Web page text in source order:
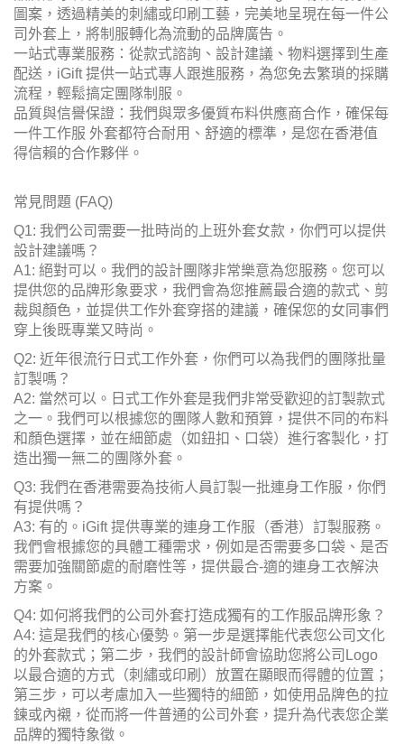
圖案，透過精美的刺繡或印刷工藝，完美地呈現在每一件公
司外套上，將制服轉化為流動的品牌廣告。
一站式專業服務：從款式諮詢、設計建議、物料選擇到生產
配送，iGift 提供一站式專人跟進服務，為您免去繁瑣的採購
流程，輕鬆搞定團隊制服。
品質與信譽保證：我們與眾多優質布料供應商合作，確保每
一件工作服 外套都符合耐用、舒適的標準，是您在香港值
得信賴的合作夥伴。
常見問題 (FAQ)
Q1: 我們公司需要一批時尚的上班外套女款，你們可以提供
設計建議嗎？
A1: 絕對可以。我們的設計團隊非常樂意為您服務。您可以
提供您的品牌形象要求，我們會為您推薦最合適的款式、剪
裁與顏色，並提供工作外套穿搭的建議，確保您的女同事們
穿上後既專業又時尚。
Q2: 近年很流行日式工作外套，你們可以為我們的團隊批量
訂製嗎？
A2: 當然可以。日式工作外套是我們非常受歡迎的訂製款式
之一。我們可以根據您的團隊人數和預算，提供不同的布料
和顏色選擇，並在細節處（如鈕扣、口袋）進行客製化，打
造出獨一無二的團隊外套。
Q3: 我們在香港需要為技術人員訂製一批連身工作服，你們
有提供嗎？
A3: 有的。iGift 提供專業的連身工作服（香港）訂製服務。
我們會根據您的具體工種需求，例如是否需要多口袋、是否
需要加強關節處的耐磨性等，提供最合-適的連身工衣解決
方案。
Q4: 如何將我們的公司外套打造成獨有的工作服品牌形象？
A4: 這是我們的核心優勢。第一步是選擇能代表您公司文化
的外套款式；第二步，我們的設計師會協助您將公司Logo
以最合適的方式（刺繡或印刷）放置在顯眼而得體的位置；
第三步，可以考慮加入一些獨特的細節，如使用品牌色的拉
鍊或內襯，從而將一件普通的公司外套，提升為代表您企業
品牌的獨特象徵。